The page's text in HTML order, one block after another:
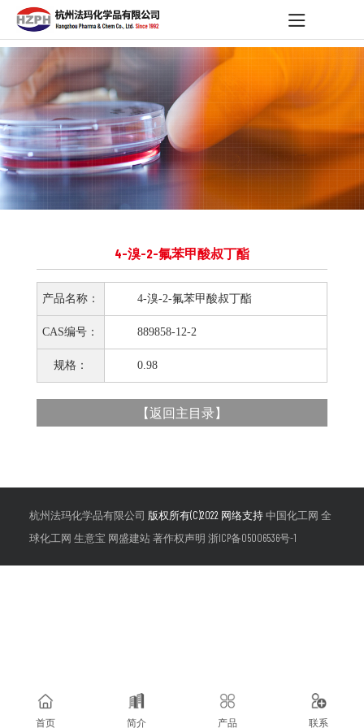
4-溴-2-氟苯甲酸叔丁酯
产品名称： 4-溴-2-氟苯甲酸叔丁酯
CAS编号： 889858-12-2
规格： 0.98
【返回主目录】
杭州法玛化学品有限公司 版权所有(C)2022 网络支持中国化工网 全
球化工网 生意宝 网盛建站著作权声明 浙ICP备05006536号-1
首页 简介 产品 联系